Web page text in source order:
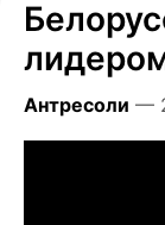
Антресоли —